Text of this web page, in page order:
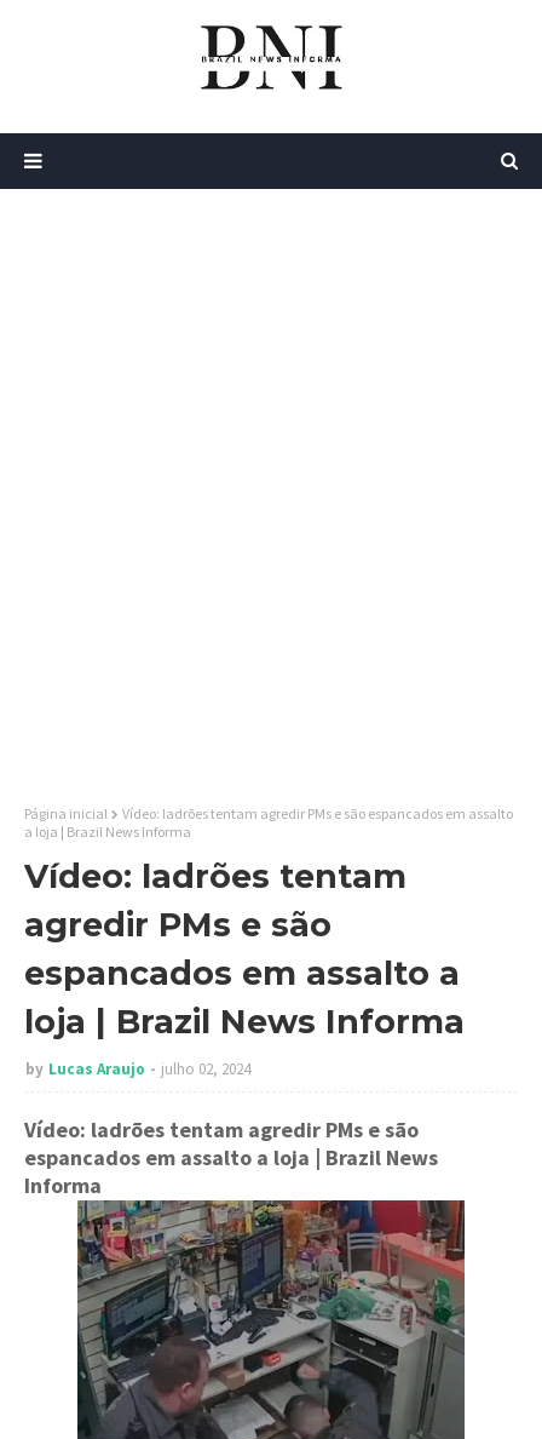
Página inicial
Vídeo: ladrões tentam agredir PMs e são espancados em assalto
a loja | Brazil News Informa
Vídeo: ladrões tentam
agredir PMs e são
espancados em assalto a
loja | Brazil News Informa
by Lucas Araujo julho 02, 2024
Vídeo: ladrões tentam agredir PMs e são
espancados em assalto a loja | Brazil News
Informa